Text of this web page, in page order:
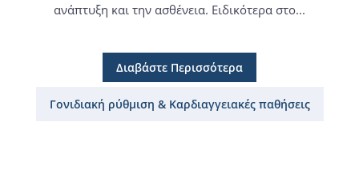
ανάπτυξη και την ασθένεια. Ειδικότερα στο...
Διαβάστε Περισσότερα
Γονιδιακή ρύθμιση & Καρδιαγγειακές παθήσεις